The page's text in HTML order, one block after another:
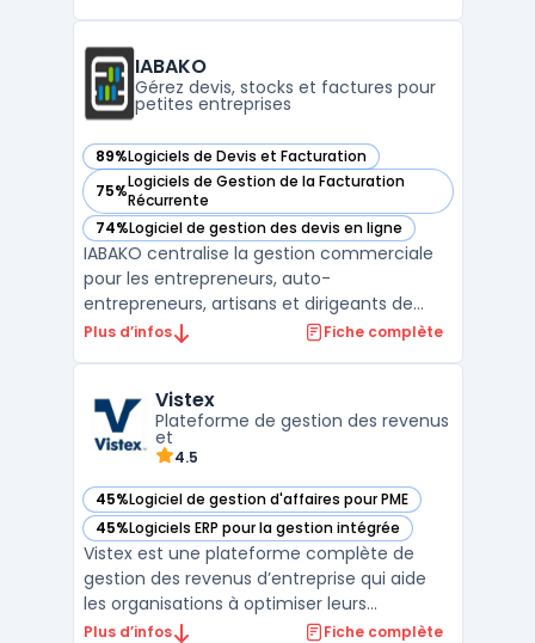
pharmacie, la cosmétique et le commerce
intègre nati ...
IABAKO
Gérez devis, stocks et factures pour
petites entreprises
89%Logiciels de Devis et Facturation
— voir IABAKO dans cette catégorie
75%Logiciels de Gestion de la Facturation
Récurrente
— voir IABAKO dans cette catégorie
74%Logiciel de gestion des devis en ligne
— voir IABAKO dans cette catégorie
IABAKO centralise la gestion commerciale
pour les entrepreneurs, auto-
entrepreneurs, artisans et dirigeants de
petites entreprises. Ce logiciel propose une
électronique, le suivi des achats et la
gestion des stocks. ...
Plus d’infos Fiche complète
Vistex
Plateforme de gestion des revenus
et
4.5
45%Logiciel de gestion d'affaires pour PME
— voir Vistex dans cette catégorie
45%Logiciels ERP pour la gestion intégrée
— voir Vistex dans cette catégorie
Vistex est une plateforme complète de
gestion des revenus d’entreprise qui aide
les organisations à optimiser leurs
stratégies de tarification, de promotions, et
Plus d’infos Fiche complète